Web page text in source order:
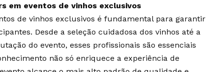
em eventos de vinhos exclusivos
de vinhos exclusivos é fundamental para garantir
Desde a seleção cuidadosa dos vinhos até a
do evento, esses profissionais são essenciais
não só enriquece a experiência de